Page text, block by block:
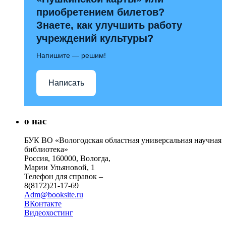
приобретением билетов?
Знаете, как улучшить работу
учреждений культуры?
Напишите — решим!
Написать
о нас
БУК ВО «Вологодская областная универсальная научная
библиотека»
Россия, 160000, Вологда,
Марии Ульяновой, 1
Телефон для справок –
8(8172)21-17-69
Adm@booksite.ru
ВКонтакте
Видеохостинг